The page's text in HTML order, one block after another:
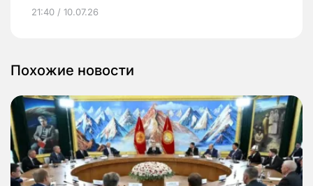
21:40 / 10.07.26
Похожие новости